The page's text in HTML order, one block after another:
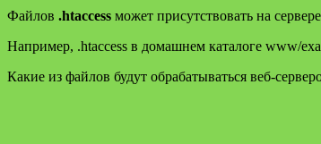
Файлов .htaccess может присутствовать на
Например, .htaccess в домашнем каталоге www/
Какие из файлов будут обрабатываться веб-